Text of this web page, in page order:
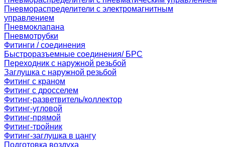
Пневмораспределители с электромагнитным
управлением
Пневмоклапана
Пневмотрубки
Фитинги / соединения
Быстроразъемные соединения/ БРС
Переходник с наружной резьбой
Заглушка с наружной резьбой
Фитинг с краном
Фитинг с дросселем
Фитинг-разветвитель/коллектор
Фитинг-угловой
Фитинг-прямой
Фитинг-тройник
Фитинг-заглушка в цангу
Подготовка воздуха